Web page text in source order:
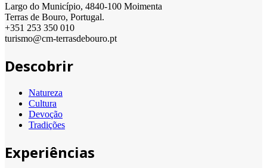
Largo do Município, 4840-100 Moimenta
Terras de Bouro, Portugal.
+351 253 350 010
turismo@cm-terrasdebouro.pt
Descobrir
Natureza
Cultura
Devoção
Tradições
Experiências